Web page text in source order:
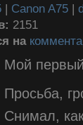
| Canon A75 |
2151
на
Мой
Просьба,
Снимал,